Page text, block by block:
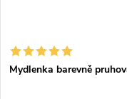
Mydlenka barevně